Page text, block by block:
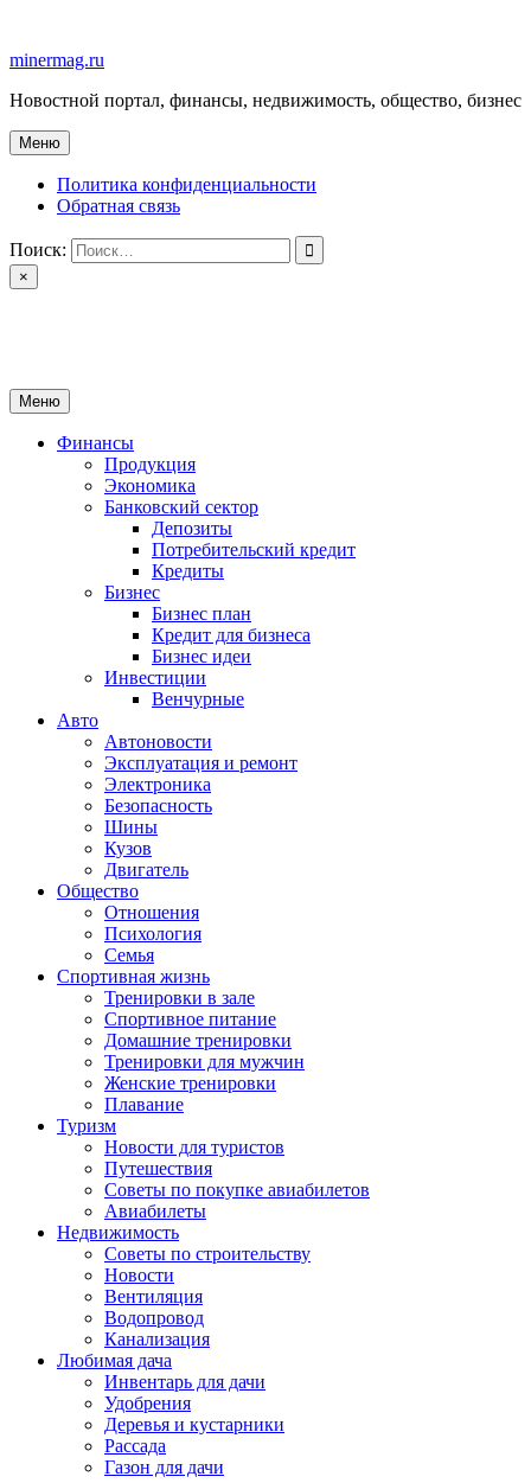
содержимому
minermag.ru
Новостной портал, финансы, недвижимость, общество, бизнес
Меню
Политика конфиденциальности
Обратная связь
Поиск:
×
Меню
Финансы
Продукция
Экономика
Банковский сектор
Депозиты
Потребительский кредит
Кредиты
Бизнес
Бизнес план
Кредит для бизнеса
Бизнес идеи
Инвестиции
Венчурные
Авто
Автоновости
Эксплуатация и ремонт
Электроника
Безопасность
Шины
Кузов
Двигатель
Общество
Отношения
Психология
Семья
Спортивная жизнь
Тренировки в зале
Спортивное питание
Домашние тренировки
Тренировки для мужчин
Женские тренировки
Плавание
Туризм
Новости для туристов
Путешествия
Советы по покупке авиабилетов
Авиабилеты
Недвижимость
Советы по строительству
Новости
Вентиляция
Водопровод
Канализация
Любимая дача
Инвентарь для дачи
Удобрения
Деревья и кустарники
Рассада
Газон для дачи